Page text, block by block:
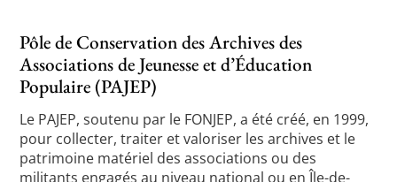
Pôle de Conservation des Archives des
Associations de Jeunesse et d’Éducation
Populaire (PAJEP)
Le PAJEP, soutenu par le FONJEP, a été créé, en 1999,
pour collecter, traiter et valoriser les archives et le
patrimoine matériel des associations ou des
militants engagés au niveau national ou en Île-de-